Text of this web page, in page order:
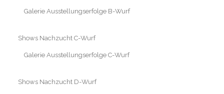
Galerie Ausstellungserfolge B-Wurf
Shows Nachzucht C-Wurf
Galerie Ausstellungserfolge C-Wurf
Shows Nachzucht D-Wurf